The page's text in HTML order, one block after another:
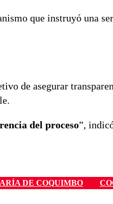
que instruyó una
de asegurar
.
del proceso”,
DE COQUIMBO